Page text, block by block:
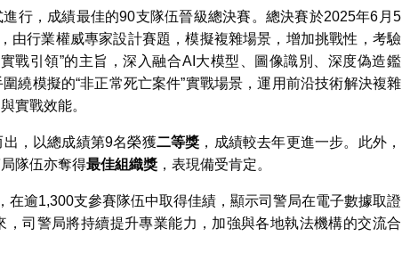
行，成績最佳的90支隊伍晉級總決賽。總決賽於2025年6月5
由行業權威專家設計賽題，模擬複雜場景，增加挑戰性，考驗
戰引領”的主旨，深入融合AI大模型、圖像識別、深度偽造鑑
繞模擬的“非正常死亡案件”實戰場景，運用前沿技術解決複雜
實戰效能。
，以總成績第9名榮獲二等獎 ，成績較去年更進一步。此外，
局隊伍亦奪得最佳組織獎 ，表現備受肯定。
在逾1,300支參賽隊伍中取得佳績，顯示司警局在電子數據取證
司警局將持續提升專業能力，加強與各地執法機構的交流合